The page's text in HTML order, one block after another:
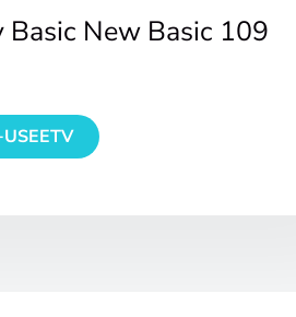
Basic New Basic 109